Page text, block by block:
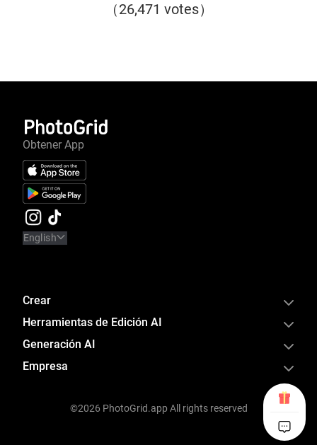
（26,471 votes）
Obtener App
English
Crear
Herramientas de Edición AI
Generación AI
Empresa
©2026 PhotoGrid.app All rights reserved